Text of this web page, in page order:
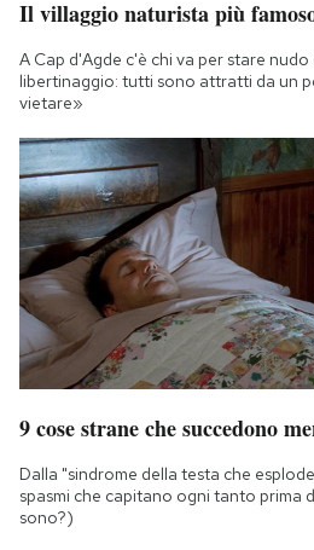
Il villaggio naturista più
A Cap d'Agde c'è chi va per stare nudo
libertinaggio: tutti sono attratti da un
vietare»
9 cose strane che succedono
Dalla "sindrome della testa che
spasmi che capitano ogni tanto prima
sono?)